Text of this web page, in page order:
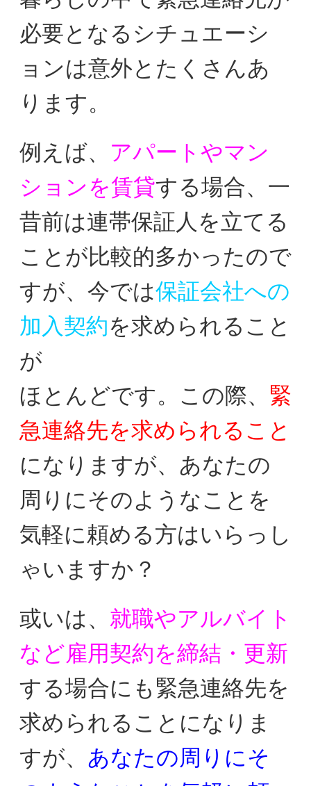
必要となるシチュエーシ
ョンは意外とたくさんあ
ります。
例えば、 アパートやマン
ションを賃貸する場合、 一
昔前は連帯保証人を立てる
ことが比較的多かったので
すが、今では保証会社への
加入契約を求められること
が
ほとんどです。この際、 緊
急連絡先を求められること
になりますが、あなたの
周りにそのようなことを
気軽に頼める方はいらっし
ゃいますか？
或いは、 就職やアルバイト
など雇用契約を締結・更新
する場合に も緊急連絡先を
求められることになりま
すが、 あなたの周りにそ